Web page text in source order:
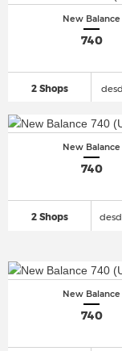
New Balance
740
2 Shops
New Balance
740
2 Shops
New Balance
740